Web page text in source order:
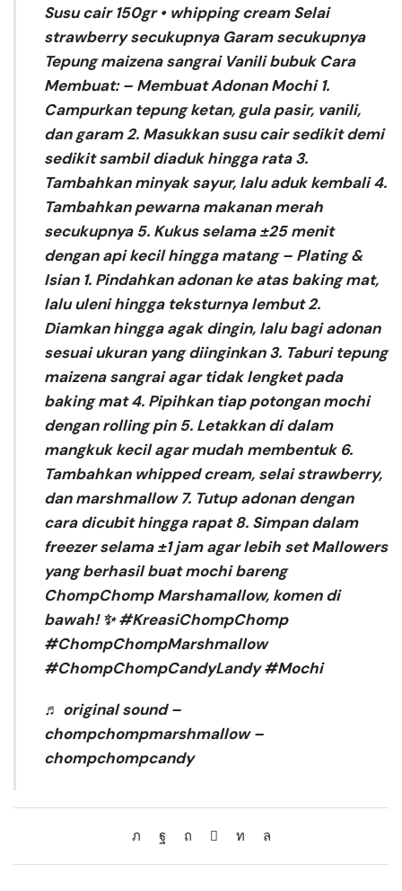
Susu cair 150gr • whipping cream Selai
strawberry secukupnya Garam secukupnya
Tepung maizena sangrai Vanili bubuk Cara
Membuat: – Membuat Adonan Mochi 1.
Campurkan tepung ketan, gula pasir, vanili,
dan garam 2. Masukkan susu cair sedikit demi
sedikit sambil diaduk hingga rata 3.
Tambahkan minyak sayur, lalu aduk kembali 4.
Tambahkan pewarna makanan merah
secukupnya 5. Kukus selama ±25 menit
dengan api kecil hingga matang – Plating &
Isian 1. Pindahkan adonan ke atas baking mat,
lalu uleni hingga teksturnya lembut 2.
Diamkan hingga agak dingin, lalu bagi adonan
sesuai ukuran yang diinginkan 3. Taburi tepung
maizena sangrai agar tidak lengket pada
baking mat 4. Pipihkan tiap potongan mochi
dengan rolling pin 5. Letakkan di dalam
mangkuk kecil agar mudah membentuk 6.
Tambahkan whipped cream, selai strawberry,
dan marshmallow 7. Tutup adonan dengan
cara dicubit hingga rapat 8. Simpan dalam
freezer selama ±1 jam agar lebih set Mallowers
yang berhasil buat mochi bareng
ChompChomp Marshamallow, komen di
bawah! ✨#KreasiChompChomp
#ChompChompMarshmallow
#ChompChompCandyLandy #Mochi
♬ original sound –
chompchompmarshmallow –
chompchompcandy